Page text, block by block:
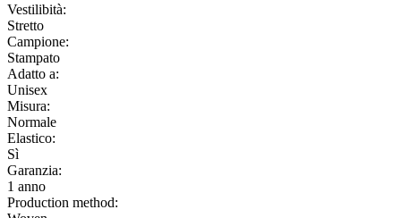
Vestilibità:
Stretto
Campione:
Stampato
Adatto a:
Unisex
Misura:
Normale
Elastico:
Sì
Garanzia:
1 anno
Production method: